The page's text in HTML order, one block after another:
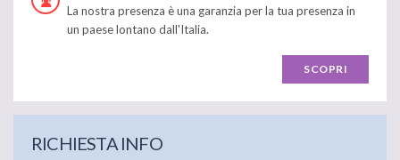
La nostra presenza è una garanzia per la tua presenza in
un paese lontano dall'Italia.
SCOPRI
RICHIESTA INFO